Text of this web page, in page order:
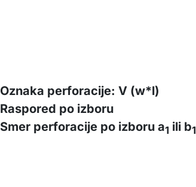
Oznaka perforacije: V (w*l)
Raspored po izboru
Smer perforacije po izboru a1 ili b1